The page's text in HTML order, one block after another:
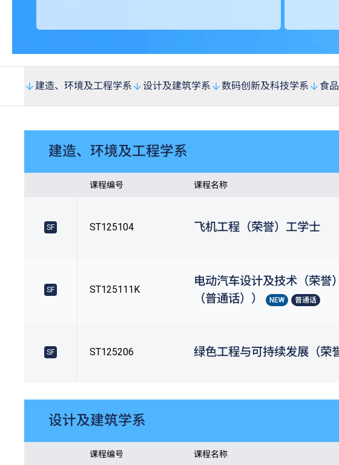
建造、环境及工程学系 设计及建筑学系 数码创新及科技学系 食
建造、环境及工程学系
课程编号 课程名称
SF ST125104 飞机工程（荣誉）工学士
SF ST125111K
电动汽车设计及技术（荣誉
（普通话）） NEW 普通话
SF ST125206 绿色工程与可持续发展（荣
设计及建筑学系
课程编号 课程名称